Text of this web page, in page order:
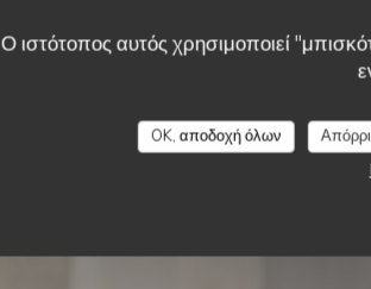
Ο ιστότοπος αυτός χρησιμοποιεί
OK, αποδοχή όλων